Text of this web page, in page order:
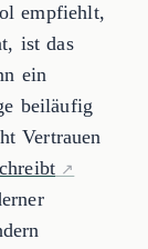
empfiehlt,
ist das
ein
beiläufig
Vertrauen